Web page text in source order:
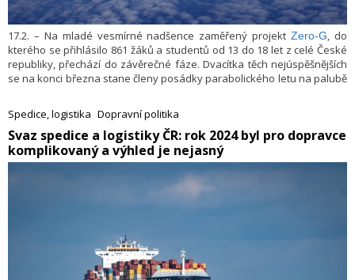
17.2. – Na mladé vesmírné nadšence zaměřený projektZero-G, do
kterého se přihlásilo 861 žáků a studentů od 13 do 18 let z celé České
republiky, přechází do závěrečné fáze. Dvacítka těch nejúspěšnějších
se na konci března stane členy posádky parabolického letu na palubě
astronauti. Na jejich první cestě ke hvězdám je bude doprovázet český
člen záložního oddílu astronautů Evropské kosmické agentury major
Aleš Svoboda a umělec Yemi A.D., zakladatel globální platformy
Moonshot podporující mladé inovátory.
Spedice, logistika Dopravní politika
​Svaz spedice a logistiky ČR: rok 2024 byl pro dopravce
komplikovaný a výhled je nejasný